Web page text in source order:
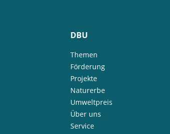
DBU
Themen
Förderung
Projekte
Naturerbe
Umweltpreis
Über uns
Service